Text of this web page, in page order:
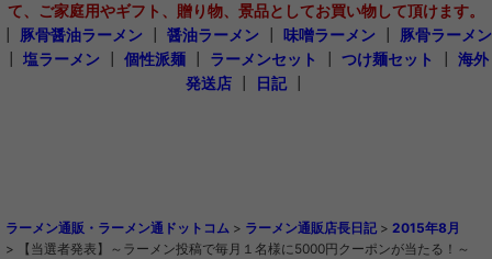
て、ご家庭用やギフト、贈り物、景品としてお買い物して頂けます。
豚骨醤油ラーメン 醤油ラーメン 味噌ラーメン
豚骨ラーメン
塩ラーメン 個性派麺 ラーメンセット つけ麺セット
海外
発送店
日記┃
ラーメン通販・ラーメン通ドットコム > ラーメン通販店長日記 > 2015年8月
>
【当選者発表】～ラーメン投稿で毎月１名様に5000円クーポンが当たる！～